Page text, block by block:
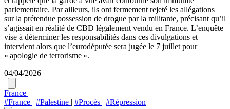
parlementaire. Par ailleurs, ils ont fermement rejeté les allégations
sur la prétendue possession de drogue par la militante, précisant qu’il
s’agissait en réalité de CBD légalement vendu en France. L’enquête
vise à déterminer les responsabilités dans ces divulgations et
intervient alors que l’eurodéputée sera jugée le 7 juillet pour
« apologie de terrorisme ».
04/04/2026
|
France |
#France | #Palestine | #Procès | #Répression